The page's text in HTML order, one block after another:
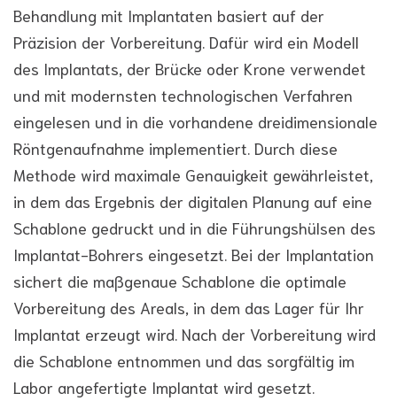
Behandlung mit Implantaten basiert auf der
Präzision der Vorbereitung. Dafür wird ein Modell
des Implantats, der Brücke oder Krone verwendet
und mit modernsten technologischen Verfahren
eingelesen und in die vorhandene dreidimensionale
Röntgenaufnahme implementiert. Durch diese
Methode wird maximale Genauigkeit gewährleistet,
in dem das Ergebnis der digitalen Planung auf eine
Schablone gedruckt und in die Führungshülsen des
Implantat-Bohrers eingesetzt. Bei der Implantation
sichert die maßgenaue Schablone die optimale
Vorbereitung des Areals, in dem das Lager für Ihr
Implantat erzeugt wird. Nach der Vorbereitung wird
die Schablone entnommen und das sorgfältig im
Labor angefertigte Implantat wird gesetzt.